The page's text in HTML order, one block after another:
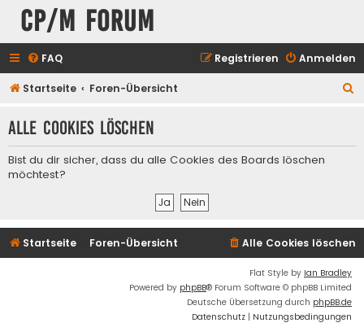
CP/M Forum
FAQ Anmelden
Registrieren
Startseite Foren-Übersicht
h
Alle Cookies löschen
Bist du dir sicher, dass du alle Cookies des Boards löschen
möchtest?
Startseite Foren-Übersicht Alle Cookies löschen
Flat Style by Ian Bradley
Powered by phpBB® Forum Software © phpBB Limited
Deutsche Übersetzung durch phpBB.de
Datenschutz | Nutzungsbedingungen